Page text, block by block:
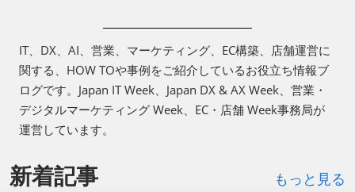
IT、DX、AI、営業、マーケティング、EC構築、店舗運営に
関する、HOW TOや事例をご紹介しているお役立ち情報ブ
ログです。Japan IT Week、Japan DX & AX Week、営業・
デジタルマーケティング Week、EC・店舗 Week事務局が
運営しています。
新着記事 もっと見る